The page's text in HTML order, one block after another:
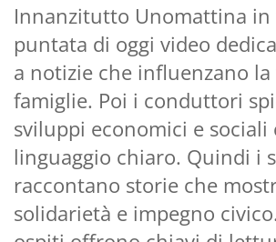
Innanzitutto Unomattina in
puntata di oggi video
a notizie che influenzano
famiglie. Poi i conduttori
sviluppi economici e sociali
linguaggio chiaro. Quindi i
raccontano storie che
solidarietà e impegno